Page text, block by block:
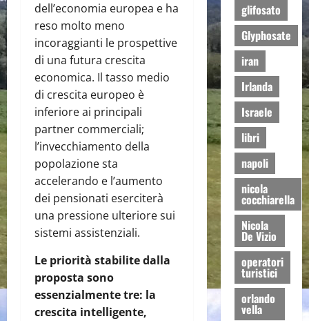
dell’economia europea e ha
reso molto meno
incoraggianti le prospettive
di una futura crescita
economica. Il tasso medio
di crescita europeo è
inferiore ai principali
partner commerciali;
l’invecchiamento della
popolazione sta
accelerando e l’aumento
dei pensionati eserciterà
una pressione ulteriore sui
sistemi assistenziali.
Le priorità stabilite dalla
proposta sono
essenzialmente tre: la
crescita intelligente,
glifosato
Glyphosate
iran
Irlanda
Israele
libri
napoli
nicola
cocchiarella
Nicola
De Vizio
operatori
turistici
orlando
vella